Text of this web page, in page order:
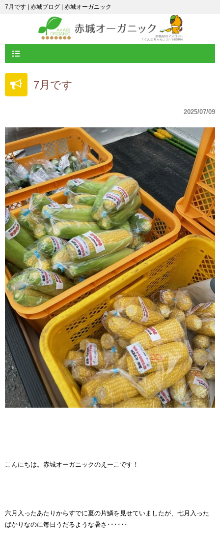
7月です | 赤城ブログ | 赤城オーガニック
7月です
2025/07/09
こんにちは。赤城オーガニックのえーこです！
六月入ったあたりからすでに夏の片鱗を見せていましたが、七月入った
ばかりなのに毎日うだるような暑さ･･････